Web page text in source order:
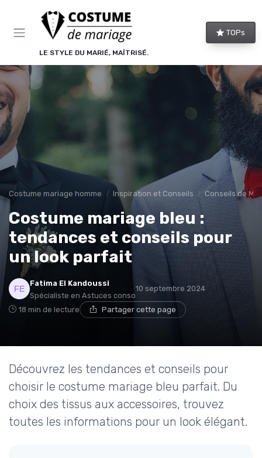
LE STYLE DU MARIÉ, MAÎTRISÉ.
TOPs
Costume mariage homme Inspiration et Conseils Conseils de
Costume mariage bleu :
tendances et conseils pour
un look parfait
Fatima El Kandoussi
Spécialiste en Astuces conso
10 septembre 2024
18 min de lecture Partager cette page
Découvrez les tendances et conseils pour
choisir le costume mariage bleu parfait. Du
choix des tissus aux accessoires, trouvez
toutes les informations pour un look élégant.